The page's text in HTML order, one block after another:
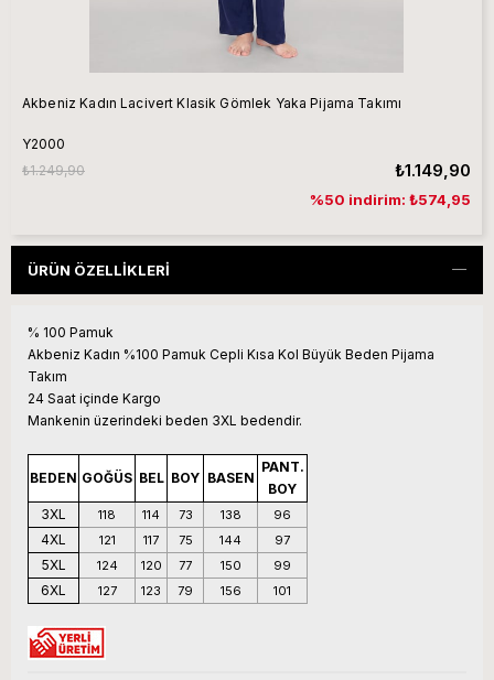
Akbeniz Kadın Lacivert Klasik Gömlek Yaka Pijama Takımı
Y2000
₺1.149,90
₺1.249,90
%50 indirim: ₺574,95
ÜRÜN ÖZELLIKLERI
% 100 Pamuk
Akbeniz Kadın %100 Pamuk Cepli Kısa Kol Büyük Beden Pijama
Takım
24 Saat içinde Kargo
Mankenin üzerindeki beden 3XL bedendir.
BEDEN GOĞÜS BEL BOY BASEN
PANT.
BOY
3XL
118 114 73 138 96
4XL 121 117 75 144 97
5XL 124 120 77 150 99
6XL 127 123 79 156 101